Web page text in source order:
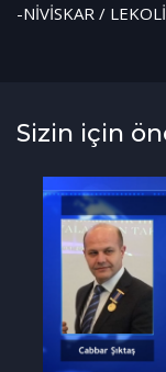
-NİVİSKAR /
Sizin için